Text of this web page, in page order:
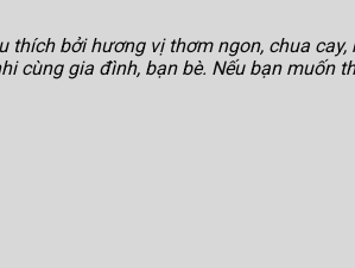
thích bởi hương vị thơm ngon, chua
cùng gia đình, bạn bè. Nếu bạn